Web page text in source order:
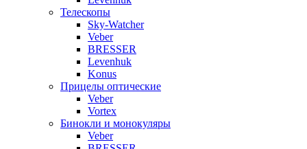
Телескопы
Sky-Watcher
Veber
BRESSER
Levenhuk
Konus
Прицелы оптические
Veber
Vortex
Бинокли и монокуляры
Veber